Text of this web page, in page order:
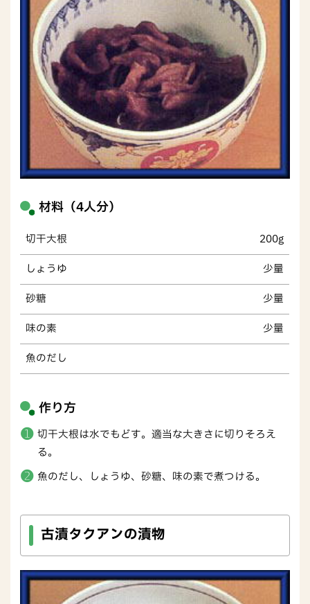
材料（4人分）
切干大根 200g
しょうゆ 少量
砂糖 少量
味の素 少量
魚のだし
作り方
切干大根は水でもどす。適当な大きさに切りそろえ
る。
魚のだし、しょうゆ、砂糖、味の素で煮つける。
古漬タクアンの漬物